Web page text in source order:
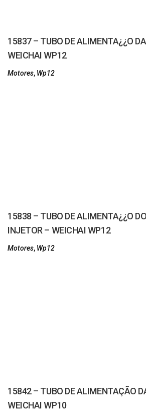
15837 – TUBO DE ALIMENTA¿¿O
WEICHAI WP12
Motores, Wp12
15838 – TUBO DE ALIMENTA¿¿O
INJETOR – WEICHAI WP12
Motores, Wp12
15842 – TUBO DE ALIMENTAÇÃO
WEICHAI WP10